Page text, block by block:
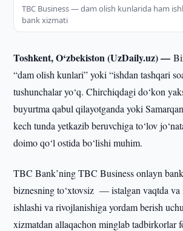
TBC Business — dam olish kunlarida ham
bank xizmati
Toshkent, O‘zbekiston (UzDaily.uz) —
“dam olish kunlari” yoki “ishdan tashqari
tushunchalar yo‘q. Chirchiqdagi do‘kon
buyurtma qabul qilayotganda yoki
kech tunda yetkazib beruvchiga to‘lov
doimo qo‘l ostida bo‘lishi muhim.
TBC Bank’ning TBC Business onlayn
biznesning to‘xtovsiz — istalgan vaqtda va
ishlashi va rivojlanishiga yordam berish
xizmatdan allaqachon minglab tadbirkorlar